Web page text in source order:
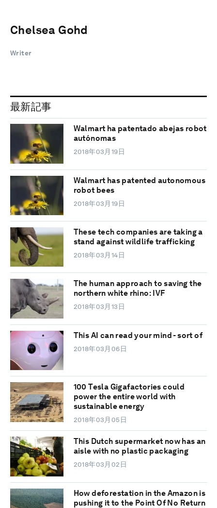
Chelsea Gohd
Writer
最新記事
Walmart ha patentado abejas robot
autónomas
2018年03月19日
Walmart has patented autonomous
robot bees
2018年03月19日
These tech companies are taking a
stand against wildlife trafficking
2018年03月14日
The human approach to saving the
northern white rhino: IVF
2018年03月13日
This AI can read your mind - sort of
2018年03月06日
100 Tesla Gigafactories could
power the entire world with
sustainable energy
2018年03月05日
This Dutch supermarket now has an
aisle with no plastic packaging
2018年03月02日
How deforestation in the Amazon is
pushing it to the Point Of No Return